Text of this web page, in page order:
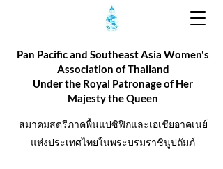
Pan Pacific and Southeast Asia Women's
Association of Thailand
Under the Royal Patronage of Her
Majesty the Queen
สมาคมสตรีภาคพื้นแปซิฟิกและเอเชียอาคเนย์
แห่งประเทศไทยในพระบรมราชินูปถัมภ์